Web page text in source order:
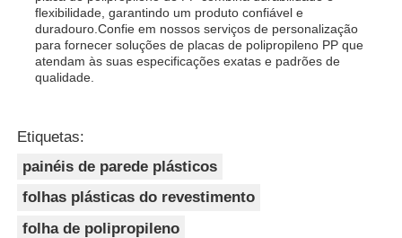
flexibilidade, garantindo um produto confiável e
duradouro.Confie em nossos serviços de personalização
para fornecer soluções de placas de polipropileno PP que
atendam às suas especificações exatas e padrões de
qualidade.
Etiquetas:
painéis de parede plásticos
folhas plásticas do revestimento
folha de polipropileno